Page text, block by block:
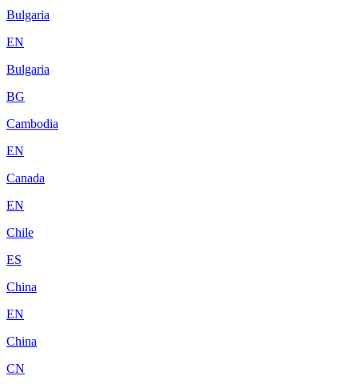
Bulgaria
EN
Bulgaria
BG
Cambodia
EN
Canada
EN
Chile
ES
China
EN
China
CN